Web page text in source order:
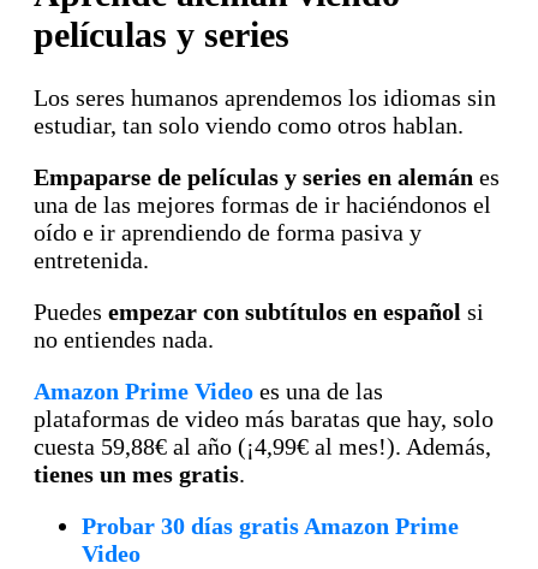
películas y series
Los seres humanos aprendemos los idiomas sin
estudiar, tan solo viendo como otros hablan.
Empaparse de películas y series en alemán es
una de las mejores formas de ir haciéndonos el
oído e ir aprendiendo de forma pasiva y
entretenida.
Puedes empezar con subtítulos en español si
no entiendes nada.
Amazon Prime Video es una de las
plataformas de video más baratas que hay, solo
cuesta 59,88€ al año (¡4,99€ al mes!). Además,
tienes un mes gratis.
Probar 30 días gratis Amazon Prime
Video